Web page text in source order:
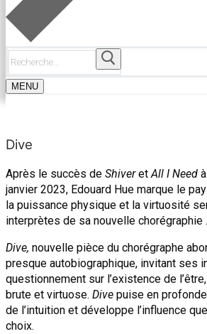
Rechercher
MENU
Dive
Après le succès de ShiveretAll I Need
janvier 2023, Edouard Hue marque le
la puissance physique et la virtuosité
interprètes de sa nouvelle chorégraphie .
Dive, nouvelle pièce du chorégraphe
presque autobiographique, invitant ses
questionnement sur l’existence de
brute et virtuose. Dive puise en
de l’intuition et développe l’influence
choix.